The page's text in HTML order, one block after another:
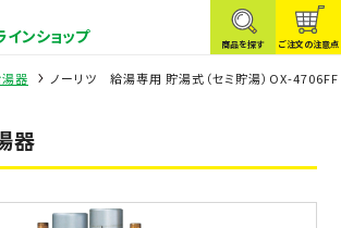
ンショップ 商品を探す ご注文の注意点
湯器 ノーリツ 給湯専用 貯湯式（セミ貯湯）OX-
器